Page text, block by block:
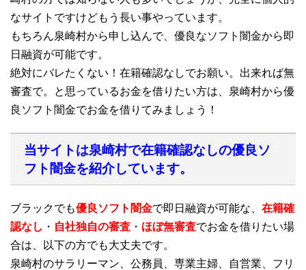
なサイトですけどもう長い事やっています。
もちろん泉崎村から申し込んで、優良なソフト闇金から即
日融資が可能です。
絶対にバレたくない！在籍確認なしでお願い。出来れば無
審査で。と思っているお金を借りたい方は、泉崎村から優
良ソフト闇金でお金を借りてみましょう！
当サイトは泉崎村で在籍確認なしの優良ソ
フト闇金を紹介しています。
ブラックでも優良ソフト闇金で即日融資が可能な、 在籍確
認なし ・ 自社独自の審査 ・ ほぼ無審査でお金を借りたい場
合は、以下の方でも大丈夫です。
泉崎村のサラリーマン、公務員、専業主婦、自営業、フリ